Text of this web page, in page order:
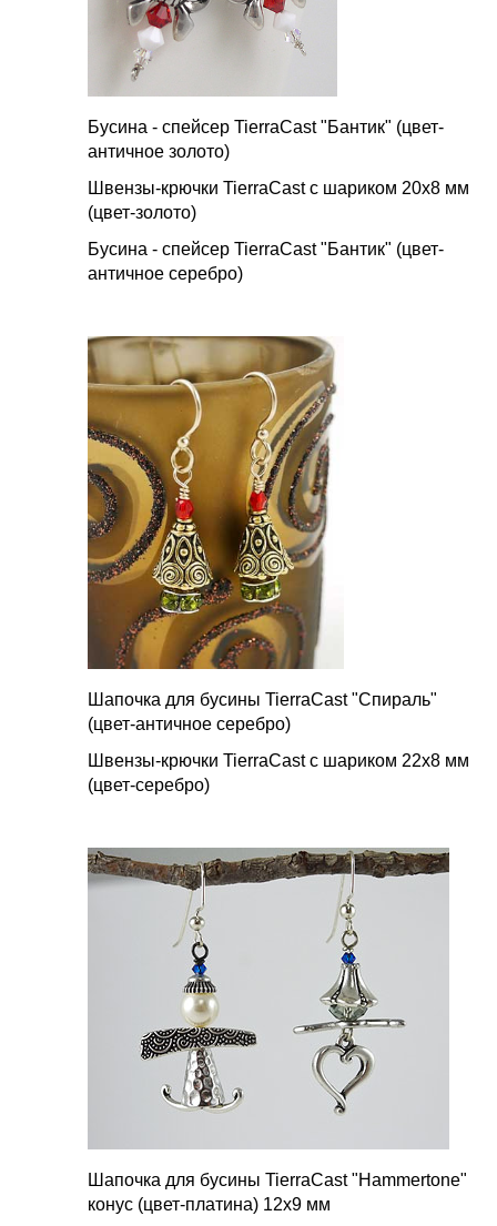
Бусина - спейсер TierraCast "Бантик" (цвет-
античное золото)
Швензы-крючки TierraCast с шариком 20х8 мм
(цвет-золото)
Бусина - спейсер TierraCast "Бантик" (цвет-
античное серебро)
Шапочка для бусины TierraCast "Спираль"
(цвет-античное серебро)
Швензы-крючки TierraCast с шариком 22х8 мм
(цвет-серебро)
Шапочка для бусины TierraCast "Hammertone"
конус (цвет-платина) 12х9 мм